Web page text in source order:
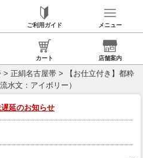
ご利用ガイド メニュー
カート 店舗案内
> 正絹名古屋帯 > 【お仕立付き】都粋
水文：アイボリー）
延のお知らせ